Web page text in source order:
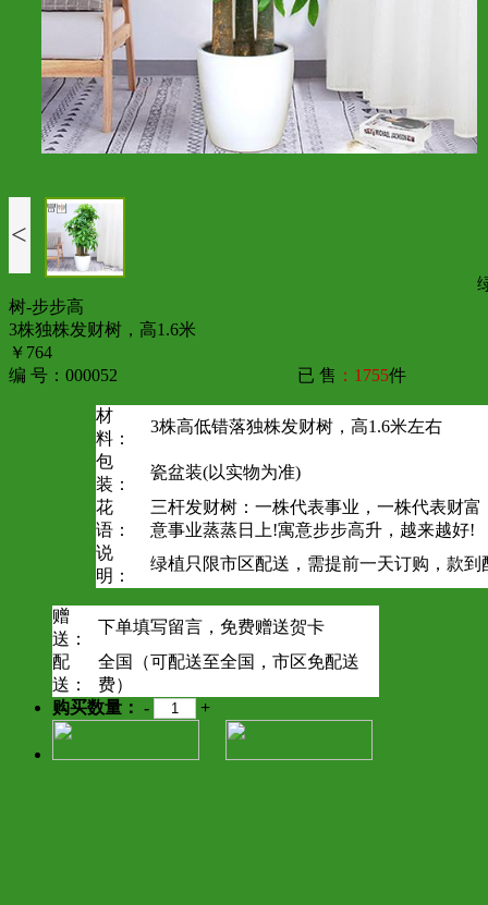
<
树-步步高
3株独株发财树，高1.6米
￥764
编 号：000052
已 售 ：1755件
材
料：
3株高低错落独株发财树，高1.6米左右
包
装：
瓷盆装(以实物为准)
花
语：
三杆发财树：一株代表事业，一株代表财
意事业蒸蒸日上!寓意步步高升，越来越好!
说
明：
绿植只限市区配送，需提前一天订购，款到
赠
送：
下单填写留言，免费赠送贺卡
配
送：
全国（可配送至全国，市区免配送
费）
购买数量： - +